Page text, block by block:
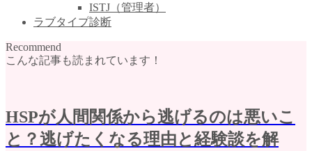
ISTJ（管理者）
ラブタイプ診断
Recommend
こんな記事も読まれています！
HSPが人間関係から逃げるのは悪いこ
と？逃げたくなる理由と経験談を解